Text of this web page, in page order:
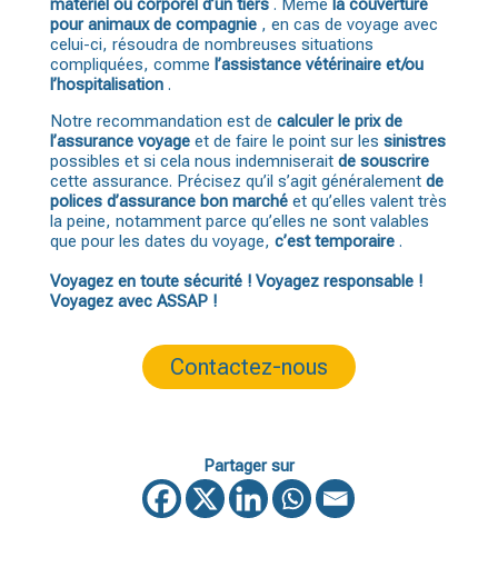
matériel ou corporel d’un tiers. Même la couverture
pour animaux de compagnie, en cas de voyage avec
celui-ci, résoudra de nombreuses situations
compliquées, comme l’assistance vétérinaire et/ou
l’hospitalisation.
Notre recommandation est de calculer le prix de
l’assurance voyageet de faire le point sur les sinistres
possibles et si cela nous indemniserait de souscrire
cette assurance. Précisez qu’il s’agit généralement de
polices d’assurance bon marchéet qu’elles valent très
la peine, notamment parce qu’elles ne sont valables
que pour les dates du voyage, c’est temporaire.
Voyagez en toute sécurité ! Voyagez responsable !
Voyagez avec ASSAP!
Contactez-nous
Partager sur